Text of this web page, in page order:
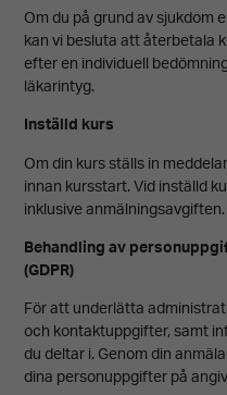
Om du på grund av sjukdom
kan vi besluta att återbetala
efter en individuell
läkarintyg.
Inställd kurs
Om din kurs ställs in
innan kursstart. Vid inställd
inklusive anmälningsavgiften.
Behandling av
(GDPR)
För att underlätta
och kontaktuppgifter, samt
du deltar i.Genom din
dina personuppgifter på